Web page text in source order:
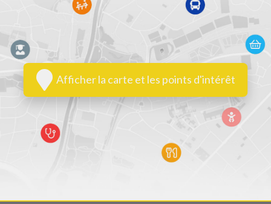
Afficher la carte et les points d'intérêt